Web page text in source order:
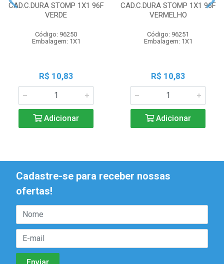
CAD.C.DURA STOMP 1X1 96F
VERDE
Código: 96250
Embalagem: 1X1
R$ 10,83
Adicionar
CAD.C.DURA STOMP 1X1 96F
VERMELHO
Código: 96251
Embalagem: 1X1
R$ 10,83
Adicionar
Cadastre-se para receber nossas
ofertas!